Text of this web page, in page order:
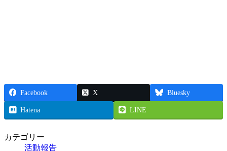
Facebook X Bluesky
Hatena LINE
カテゴリー
活動報告